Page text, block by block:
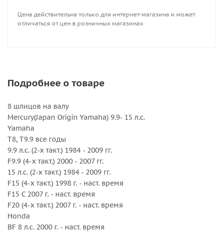
Вращение : Правое
Количество лопастей : 3
Цена действительна только для интернет-магазина и может
отличаться от цен в розничных магазинах
Подробнее о товаре
8 шлицов на валу
Mercury(Japan Origin Yamaha) 9.9- 15 л.с.
Yamaha
T8, T9.9 все годы
9.9 л.с. (2-х такт.) 1984 - 2009 гг.
F9.9 (4-х такт.) 2000 - 2007 гг.
15 л.с. (2-х такт.) 1984 - 2009 гг.
F15 (4-х такт.) 1998 г. - наст. время
F15 C 2007 г. - наст. время
F20 (4-х такт.) 2007 г. - наст. время
Honda
BF 8 л.с. 2000 г. - наст. время